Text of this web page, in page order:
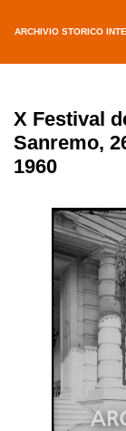
ARCHIVIO STORICO
X Festival
Sanremo,
1960